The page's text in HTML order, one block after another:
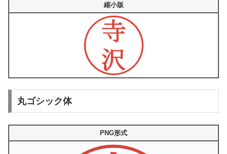
縮小版
丸ゴシック体
PNG形式